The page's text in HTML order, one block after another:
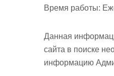
Время работы:
Данная
сайта в поиске
информацию